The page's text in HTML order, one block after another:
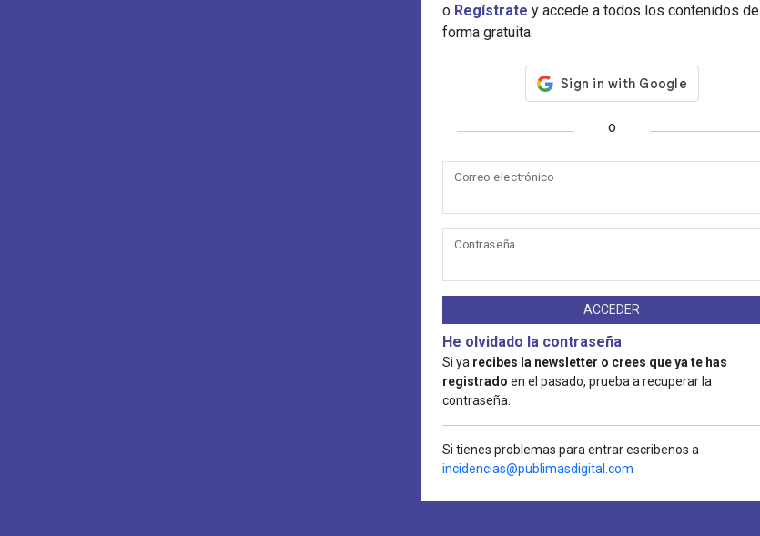
o Regístrate y accede a todos los contenidos de
forma gratuita.
o
Correo electrónico
Contraseña
ACCEDER
He olvidado la contraseña
Si ya recibes la newsletter o crees que ya te has
registrado en el pasado, prueba a recuperar la
contraseña.
Si tienes problemas para entrar escribenos a
incidencias@publimasdigital.com